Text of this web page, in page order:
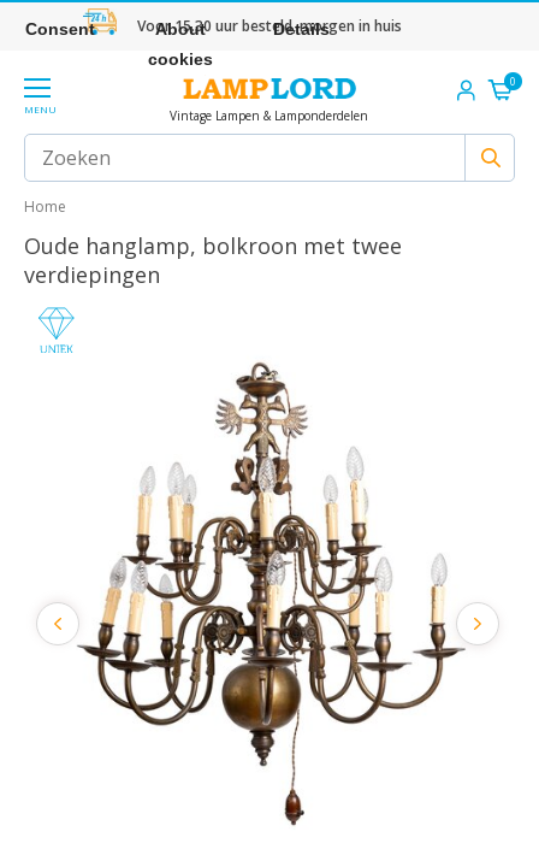
Voor 15.30 uur besteld, morgen in huis
MENU Vintage Lampen & Lamponderdelen
0
Home
Oude hanglamp, bolkroon met twee
verdiepingen
Consent
About
cookies
Details